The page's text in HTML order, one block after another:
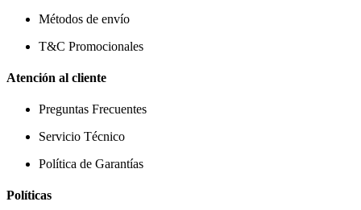
Métodos de envío
T&C Promocionales
Atención al cliente
Preguntas Frecuentes
Servicio Técnico
Política de Garantías
Políticas